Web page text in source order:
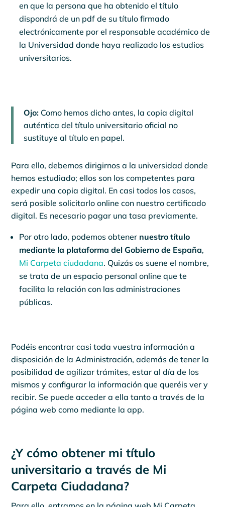
en que la persona que ha obtenido el título
dispondrá de un pdf de su título firmado
electrónicamente por el responsable académico de
la Universidad donde haya realizado los estudios
universitarios.
Ojo: Como hemos dicho antes, la copia digital
auténtica del título universitario oficial no
sustituye al título en papel.
Para ello, debemos dirigirnos a la universidad donde
hemos estudiado; ellos son los competentes para
expedir una copia digital. En casi todos los casos,
será posible solicitarlo online con nuestro certificado
digital. Es necesario pagar una tasa previamente.
Por otro lado, podemos obtener nuestro título
mediante la plataforma del Gobierno de España,
Mi Carpeta ciudadana. Quizás os suene el nombre,
se trata de un espacio personal online que te
facilita la relación con las administraciones
públicas.
Podéis encontrar casi toda vuestra información a
disposición de la Administración, además de tener la
posibilidad de agilizar trámites, estar al día de los
mismos y configurar la información que queréis ver y
recibir. Se puede acceder a ella tanto a través de la
página web como mediante la app.
¿Y cómo obtener mi título
universitario a través de Mi
Carpeta Ciudadana?